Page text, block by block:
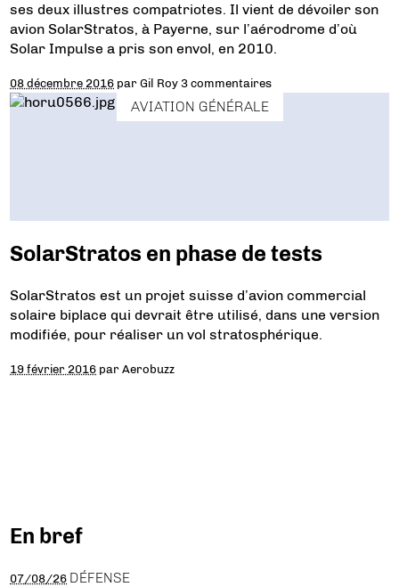
ses deux illustres compatriotes. Il vient de dévoiler son
avion SolarStratos, à Payerne, sur l’aérodrome d’où
Solar Impulse a pris son envol, en 2010.
08 décembre 2016 parGil Roy 3 commentaires
AVIATION GÉNÉRALE
SolarStratos en phase de tests
SolarStratos est un projet suisse d’avion commercial
solaire biplace qui devrait être utilisé, dans une version
modifiée, pour réaliser un vol stratosphérique.
19 février 2016 parAerobuzz
En bref
07/08/26 DÉFENSE